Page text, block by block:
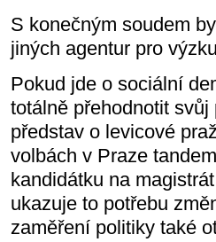
S konečným soudem
jiných agentur pro
Pokud jde o sociální
totálně přehodnotit
představ o levicové
volbách v Praze
kandidátku na
ukazuje to potřebu
zaměření politiky také